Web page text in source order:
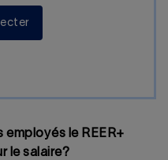
employés le REER+
le salaire?